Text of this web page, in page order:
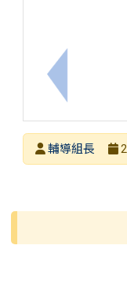
上一筆：轉
發布者
輔導組長
左邊區域內容